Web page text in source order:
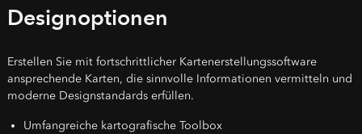
Designoptionen
Erstellen Sie mit fortschrittlicher Kartenerstellungssoftware
ansprechende Karten, die sinnvolle Informationen vermitteln und
moderne Designstandards erfüllen.
Umfangreiche kartografische Toolbox